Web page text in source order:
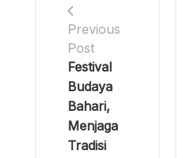
Previous
Post
Festival
Budaya
Bahari,
Menjaga
Tradisi